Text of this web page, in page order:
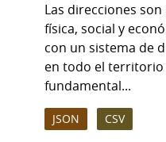
Las direcciones
física, social y
con un sistema de
en todo el territorio
fundamental...
JSON CSV